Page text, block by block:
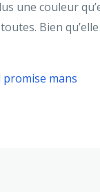
une couleur
Bien
promise mans